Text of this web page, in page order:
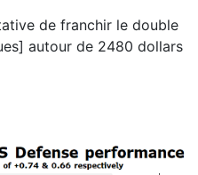
de franchir le double
autour de 2480 dollars